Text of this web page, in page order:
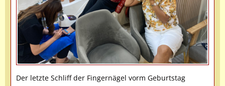
Der letzte Schliff der Fingernägel vorm Geburtstag